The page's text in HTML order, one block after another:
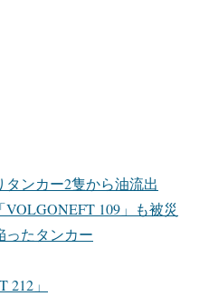
ンカー2隻から油流出
109」も被災
ったタンカー
」